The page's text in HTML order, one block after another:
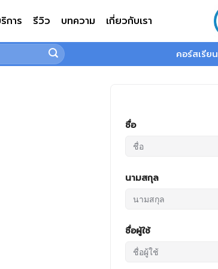
การ รีวิว บทความ เกี่ยวกับเรา
คอร์สเรียน
ชื่อ
นามสกุล
ชื่อผู้ใช้